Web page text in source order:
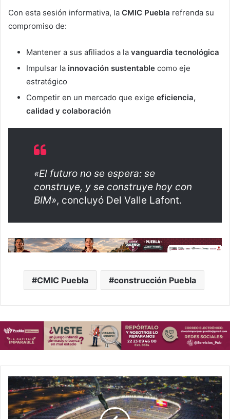
Con esta sesión informativa, la CMIC Puebla refrenda su
compromiso de:
Mantener a sus afiliados a la vanguardia tecnológica
Impulsar la innovación sustentable como eje
estratégico
Competir en un mercado que exige eficiencia,
calidad y colaboración
«El futuro no se espera: se
construye, y se construye hoy con
BIM», concluyó Del Valle Lafont.
CMIC Puebla construcción Puebla
Regresa
el
América
a